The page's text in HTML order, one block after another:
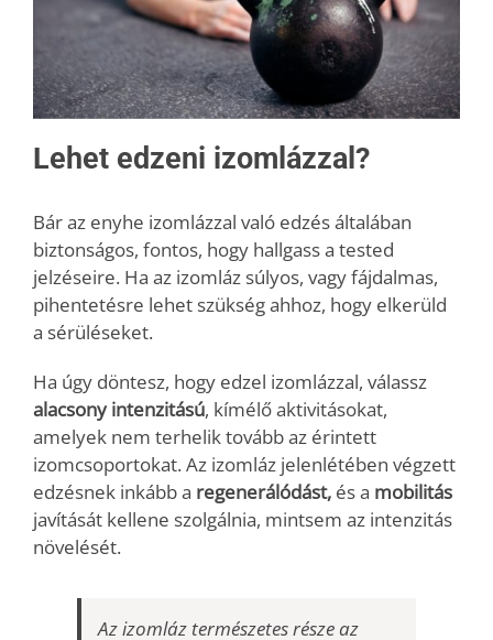
Lehet edzeni izomlázzal?
Bár az enyhe izomlázzal való edzés általában
biztonságos, fontos, hogy hallgass a tested
jelzéseire. Ha az izomláz súlyos, vagy fájdalmas,
pihentetésre lehet szükség ahhoz, hogy elkerüld
a sérüléseket.
Ha úgy döntesz, hogy edzel izomlázzal, válassz
alacsony intenzitású, kímélő aktivitásokat,
amelyek nem terhelik tovább az érintett
izomcsoportokat. Az izomláz jelenlétében végzett
edzésnek inkább a regenerálódást,és a mobilitás
javítását kellene szolgálnia, mintsem az intenzitás
növelését.
Az izomláz természetes része az